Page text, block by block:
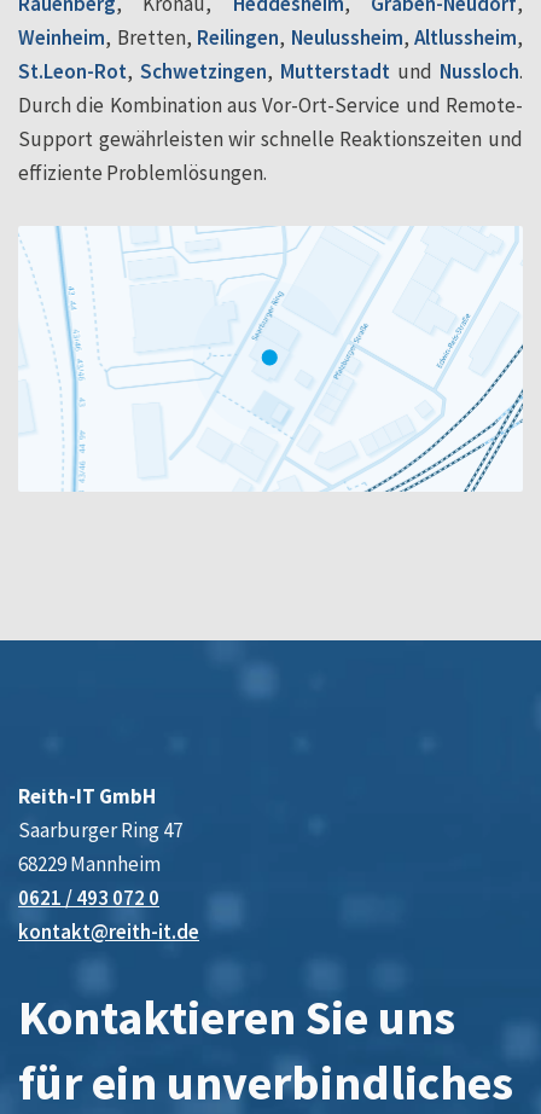
Weinheim, Bretten, Reilingen, Neulussheim, Altlussheim,
St.Leon-Rot, Schwetzingen, Mutterstadt und Nussloch.
Durch die Kombination aus Vor-Ort-Service und Remote-
Support gewährleisten wir schnelle Reaktionszeiten und
effiziente Problemlösungen.
Reith-IT GmbH
Saarburger Ring 47
68229 Mannheim
0621 / 493 072 0
kontakt@reith-it.de
Kontaktieren Sie uns
für ein unverbindliches